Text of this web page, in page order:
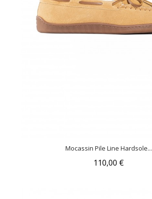
Mocassin Pile Line Hardsole...
110,00 €